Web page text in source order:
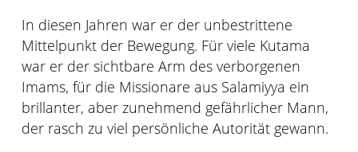
In diesen Jahren war er der unbestrittene
Mittelpunkt der Bewegung. Für viele Kutama
war er der sichtbare Arm des verborgenen
Imams, für die Missionare aus Salamiyya ein
brillanter, aber zunehmend gefährlicher Mann,
der rasch zu viel persönliche Autorität gewann.